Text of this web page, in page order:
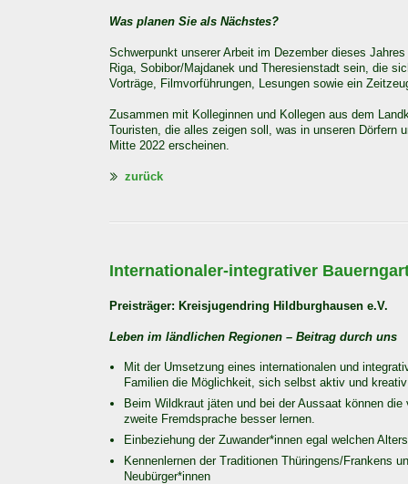
Was planen Sie als Nächstes?
Schwerpunkt unserer Arbeit im Dezember dieses
Riga, Sobibor/Majdanek und Theresienstadt sein, die
Vorträge, Filmvorführungen, Lesungen sowie ein
Zusammen mit Kolleginnen und Kollegen aus dem
Touristen, die alles zeigen soll, was in unseren Dörfern
Mitte 2022 erscheinen.
zurück
Internationaler-integrativer
Preisträger: Kreisjugendring Hildburghausen e.V.
Leben im ländlichen Regionen – Beitrag durch uns
Mit der Umsetzung eines internationalen und
Familien die Möglichkeit, sich selbst aktiv und
Beim Wildkraut jäten und bei der Aussaat können
zweite Fremdsprache besser lernen.
Einbeziehung der Zuwander*innen egal welchen
Kennenlernen der Traditionen Thüringens/Frankens
Neubürger*innen